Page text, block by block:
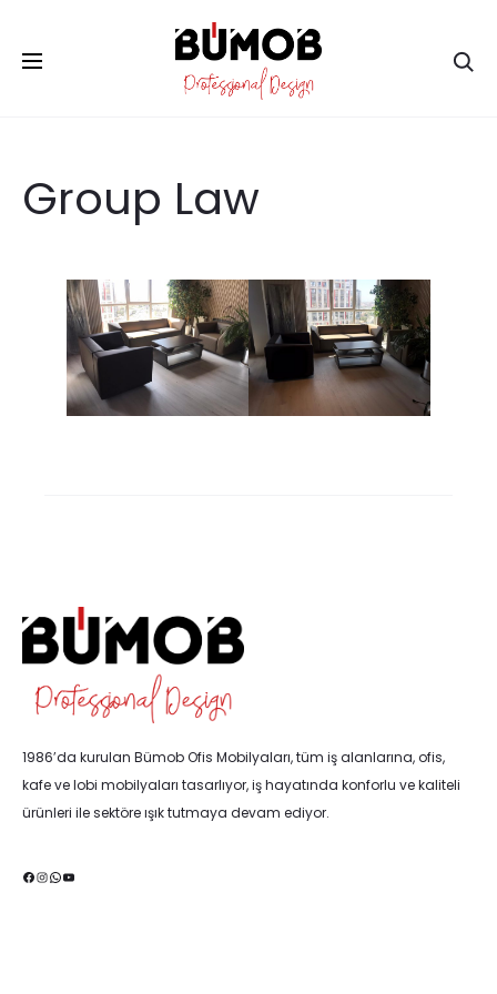
Group Law
1986’da kurulan Bümob Ofis Mobilyaları, tüm iş alanlarına, ofis,
kafe ve lobi mobilyaları tasarlıyor, iş hayatında konforlu ve kaliteli
ürünleri ile sektöre ışık tutmaya devam ediyor.
Facebook
Instagram
WhatsApp
YouTube